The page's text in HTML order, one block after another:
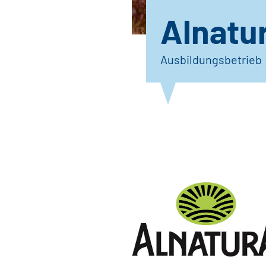
Ausbildungsbetrieb